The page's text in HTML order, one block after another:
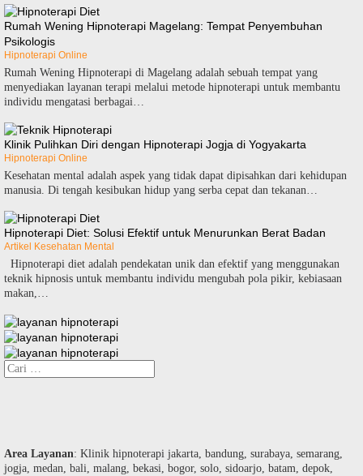
Rumah Wening Hipnoterapi Magelang: Tempat Penyembuhan
Psikologis
Hipnoterapi Online
Rumah Wening Hipnoterapi di Magelang adalah sebuah tempat yang
menyediakan layanan terapi melalui metode hipnoterapi untuk membantu
individu mengatasi berbagai…
Klinik Pulihkan Diri dengan Hipnoterapi Jogja di Yogyakarta
Hipnoterapi Online
Kesehatan mental adalah aspek yang tidak dapat dipisahkan dari kehidupan
manusia. Di tengah kesibukan hidup yang serba cepat dan tekanan…
Hipnoterapi Diet: Solusi Efektif untuk Menurunkan Berat Badan
Artikel Kesehatan Mental
Hipnoterapi diet adalah pendekatan unik dan efektif yang menggunakan
teknik hipnosis untuk membantu individu mengubah pola pikir, kebiasaan
makan,…
Cari
untuk:
Area Layanan: Klinik hipnoterapi jakarta, bandung, surabaya, semarang,
jogja, medan, bali, malang, bekasi, bogor, solo, sidoarjo, batam, depok,